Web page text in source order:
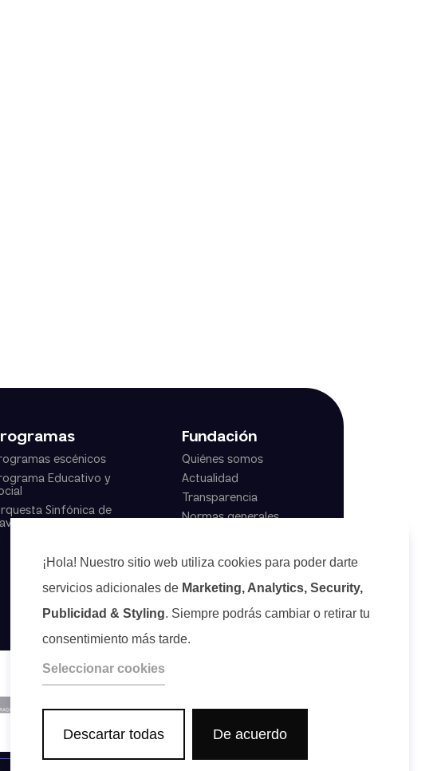
escénicos
Educativo y
Sinfónica de
Fundación
Quiénes somos
Actualidad
Transparencia
Normas generales
¡Hola! Nuestro sitio web utiliza cookies para poder darte
servicios adicionales de Marketing, Analytics, Security,
Publicidad & Styling. Siempre podrás cambiar o retirar tu
consentimiento más tarde.
Seleccionar cookies
Descartar todas De acuerdo